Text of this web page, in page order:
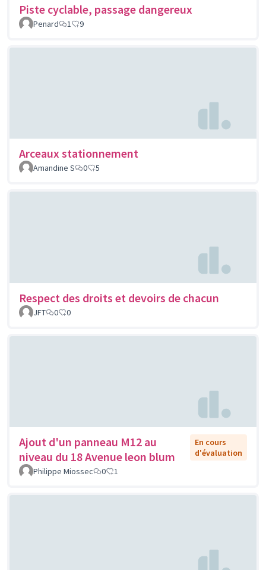
Piste cyclable, passage dangereux
Penard 1 9
Arceaux stationnement
Amandine S 0 5
Respect des droits et devoirs de chacun
JFT 0 0
Ajout d'un panneau M12 au
niveau du 18 Avenue leon blum
En cours
d'évaluation
Philippe Miossec
0 1